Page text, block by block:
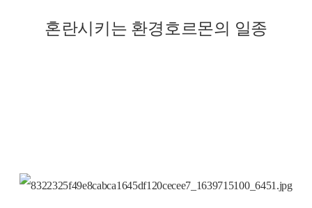
혼란시키는 환경호르몬의 일종